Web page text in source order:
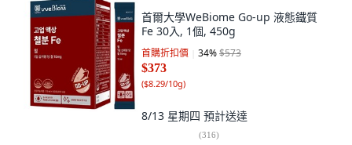
首爾大學WeBiome Go-up 液態鐵質
Fe 30入, 1個, 450g
首購折扣價 34%$573
$373
($8.29/10g)
8/13 星期四 預計送達
(316)